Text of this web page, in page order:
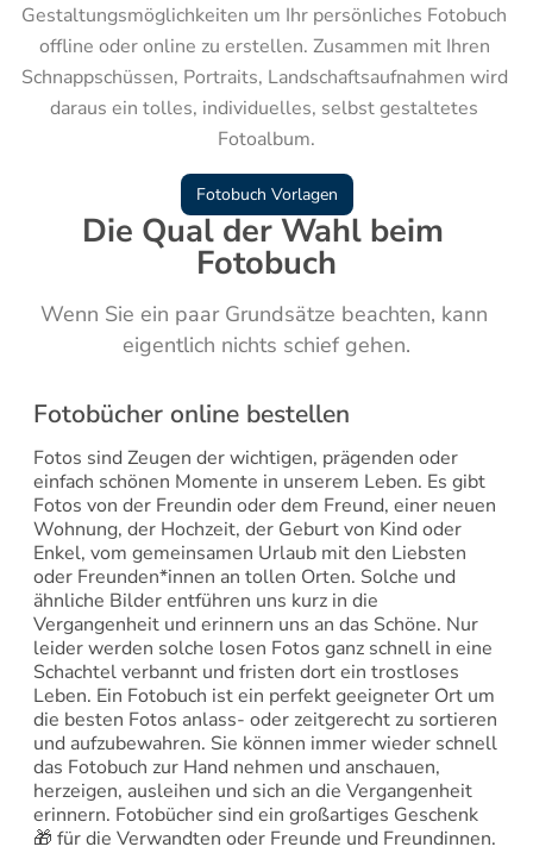
Gestaltungsmöglichkeiten um Ihr persönliches Fotobuch
offline oder online zu erstellen. Zusammen mit Ihren
Schnappschüssen, Portraits, Landschaftsaufnahmen wird
daraus ein tolles, individuelles, selbst gestaltetes
Fotoalbum.
Fotobuch Vorlagen
Die Qual der Wahl beim
Fotobuch
Wenn Sie ein paar Grundsätze beachten, kann
eigentlich nichts schief gehen.
Fotobücher online bestellen
Fotos sind Zeugen der wichtigen, prägenden oder
einfach schönen Momente in unserem Leben. Es gibt
Fotos von der Freundin oder dem Freund, einer neuen
Wohnung, der Hochzeit, der Geburt von Kind oder
Enkel, vom gemeinsamen Urlaub mit den Liebsten
oder Freunden*innen an tollen Orten. Solche und
ähnliche Bilder entführen uns kurz in die
Vergangenheit und erinnern uns an das Schöne. Nur
leider werden solche losen Fotos ganz schnell in eine
Schachtel verbannt und fristen dort ein trostloses
Leben. Ein Fotobuch ist ein perfekt geeigneter Ort um
die besten Fotos anlass- oder zeitgerecht zu sortieren
und aufzubewahren. Sie können immer wieder schnell
das Fotobuch zur Hand nehmen und anschauen,
herzeigen, ausleihen und sich an die Vergangenheit
erinnern. Fotobücher sind ein großartiges Geschenk
🎁 für die Verwandten oder Freunde und Freundinnen.